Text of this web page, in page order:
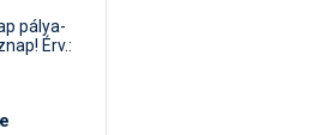
pálya-
Érv.: